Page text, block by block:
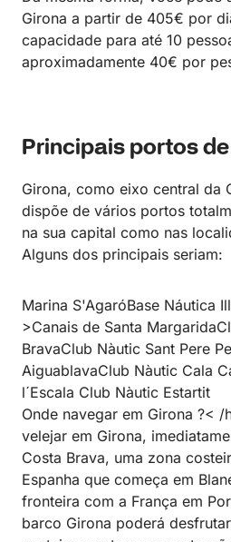
Girona a partir de 405€ por
capacidade para até 10
aproximadamente 40€ por
Principais portos
Girona, como eixo central da
dispõe de vários portos
na sua capital como nas
Alguns dos principais seriam:
Marina S'AgaróBase Náutica
>Canais de Santa
BravaClub Nàutic Sant Pere
AiguablavaClub Nàutic Cala
l´Escala Club Nàutic Estartit
Onde navegar em Girona ?<
velejar em Girona,
Costa Brava, uma zona
Espanha que começa em
fronteira com a França em
barco Girona poderá